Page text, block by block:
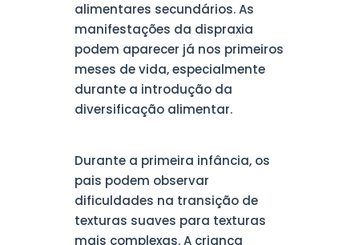
alimentares secundários. As
manifestações da dispraxia
podem aparecer já nos primeiros
meses de vida, especialmente
durante a introdução da
diversificação alimentar.
Durante a primeira infância, os
pais podem observar
dificuldades na transição de
texturas suaves para texturas
mais complexas. A criança